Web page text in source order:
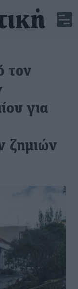
τον
για
ζημιών